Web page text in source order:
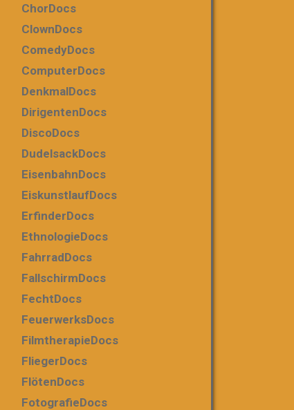
ChorDocs
ClownDocs
ComedyDocs
ComputerDocs
DenkmalDocs
DirigentenDocs
DiscoDocs
DudelsackDocs
EisenbahnDocs
EiskunstlaufDocs
ErfinderDocs
EthnologieDocs
FahrradDocs
FallschirmDocs
FechtDocs
FeuerwerksDocs
FilmtherapieDocs
FliegerDocs
FlötenDocs
FotografieDocs